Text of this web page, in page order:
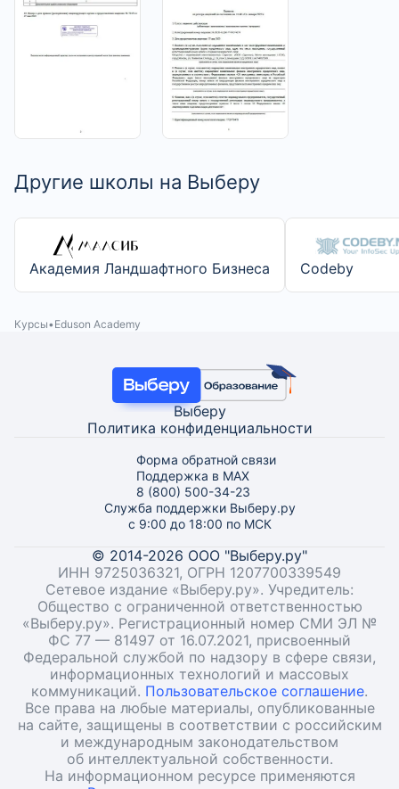
Другие школы на Выберу
Академия Ландшафтного Бизнеса Codeby
Курсы Eduson Academy
Выберу
Политика конфиденциальности
Форма обратной связи
Поддержка в MAX
8 (800) 500-34-23
Служба поддержки Выберу.ру
с 9:00 до 18:00 по МСК
© 2014-2026 ООО "Выберу.ру"
ИНН 9725036321, ОГРН 1207700339549
Сетевое издание «Выберу.ру». Учредитель:
Общество с ограниченной ответственностью
«Выберу.ру». Регистрационный номер СМИ ЭЛ №
ФС 77 — 81497 от 16.07.2021, присвоенный
Федеральной службой по надзору в сфере связи,
информационных технологий и массовых
коммуникаций. Пользовательское соглашение.
Все права на любые материалы, опубликованные
на сайте, защищены в соответствии с российским
и международным законодательством
об интеллектуальной собственности.
На информационном ресурсе применяются